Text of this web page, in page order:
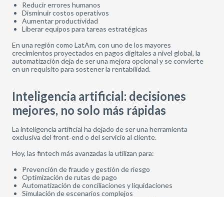
Reducir errores humanos
Disminuir costos operativos
Aumentar productividad
Liberar equipos para tareas estratégicas
En una región como LatAm, con uno de los mayores
crecimientos proyectados en pagos digitales a nivel global, la
automatización deja de ser una mejora opcional y se convierte
en un requisito para sostener la rentabilidad.
Inteligencia artificial: decisiones
mejores, no solo más rápidas
La inteligencia artificial ha dejado de ser una herramienta
exclusiva del front‑end o del servicio al cliente.
Hoy, las fintech más avanzadas la utilizan para:
Prevención de fraude y gestión de riesgo
Optimización de rutas de pago
Automatización de conciliaciones y liquidaciones
Simulación de escenarios complejos